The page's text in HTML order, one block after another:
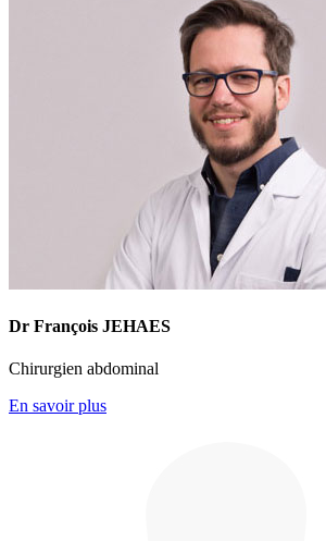
Dr François JEHAES
Chirurgien abdominal
En savoir plus